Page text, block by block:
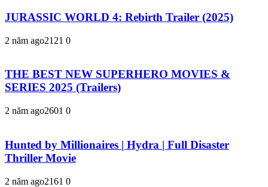
JURASSIC WORLD 4: Rebirth Trailer (2025)
2 năm ago2121 0
THE BEST NEW SUPERHERO MOVIES &
SERIES 2025 (Trailers)
2 năm ago2601 0
Hunted by Millionaires | Hydra | Full Disaster
Thriller Movie
2 năm ago2161 0